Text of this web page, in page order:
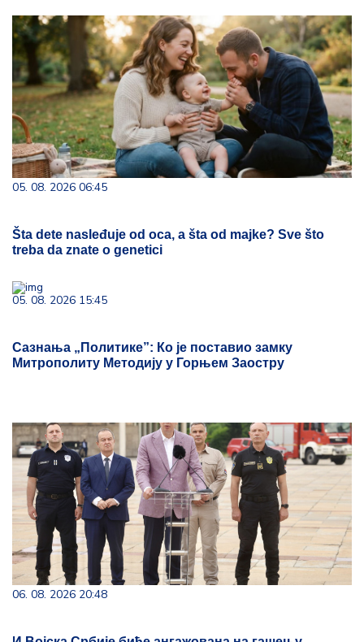
05. 08. 2026 06:45
Šta dete nasleđuje od oca, a šta od majke? Sve što
treba da znate o genetici
05. 08. 2026 15:45
Сазнања „Политике”: Ко је поставио замку
Митрополиту Методију у Горњем Заостру
06. 08. 2026 20:48